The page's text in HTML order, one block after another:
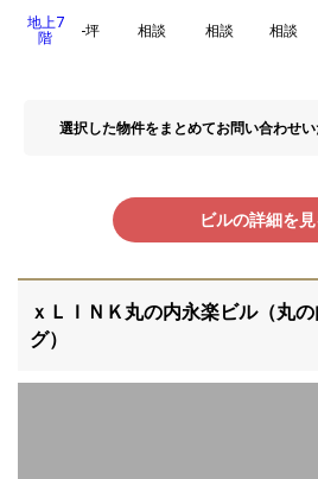
地上7
階 -坪 相談 相談 相談
選択した物件をまとめてお問い合わせ
ビルの詳細を
ｘＬＩＮＫ丸の内永楽ビル（丸
グ）